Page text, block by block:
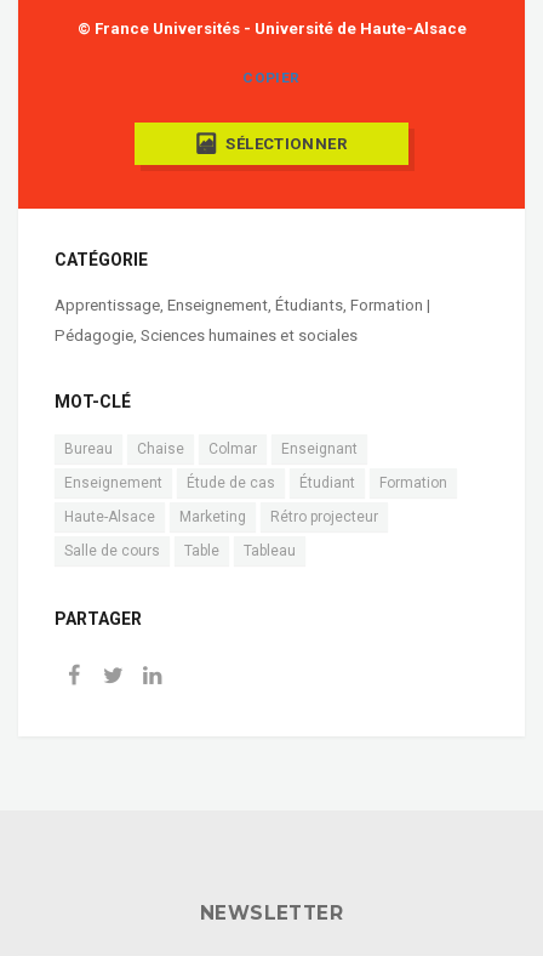
© France Universités - Université de Haute-Alsace
COPIER
SÉLECTIONNER
CATÉGORIE
Apprentissage, Enseignement, Étudiants, Formation |
Pédagogie, Sciences humaines et sociales
MOT-CLÉ
Bureau Chaise Colmar
Enseignant
Enseignement
Étude de cas Étudiant
Formation
Haute-Alsace
Marketing
Rétro projecteur
Salle de cours
Table Tableau
PARTAGER
NEWSLETTER